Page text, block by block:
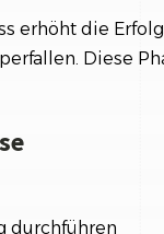
erhöht die
Diese
durchführen